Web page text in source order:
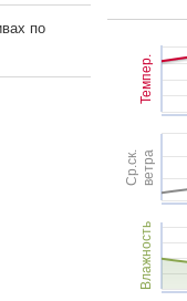
Темпер.
Ср.ск.ветра
Влажность
по